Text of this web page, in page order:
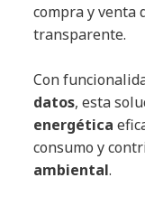
compra y venta
transparente.
Con
datos, esta
energética
consumo y
ambiental.